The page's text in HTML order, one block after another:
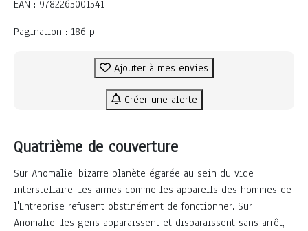
EAN : 9782265001541
Pagination : 186 p.
Ajouter à mes envies
Créer une alerte
Quatrième de couverture
Sur Anomalie, bizarre planète égarée au sein du vide
interstellaire, les armes comme les appareils des hommes de
l'Entreprise refusent obstinément de fonctionner. Sur
Anomalie, les gens apparaissent et disparaissent sans arrêt,